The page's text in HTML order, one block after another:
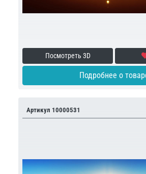
Посмотреть 3D
Подробнее о
Артикул 10000531